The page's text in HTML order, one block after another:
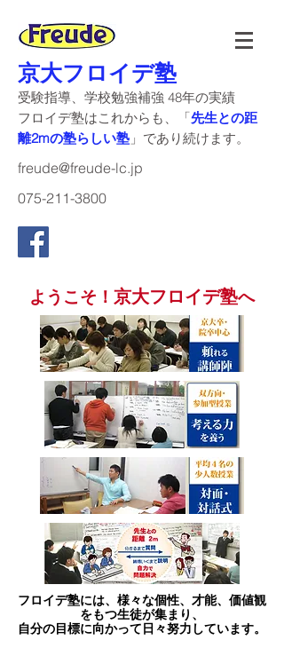
京大フロイデ塾
受験指導、学校勉強補強 48年の実績
​フロイデ塾はこれからも、「先生との距
離2mの塾らしい塾 」であり続けます。
freude@freude-lc.jp
075-211-3800
ようこそ！ 京大フロイデ塾へ
フロイデ塾には、様々な個性、才能、価値観
をもつ生徒が集まり、
自分の目標に向かって日々努力しています。